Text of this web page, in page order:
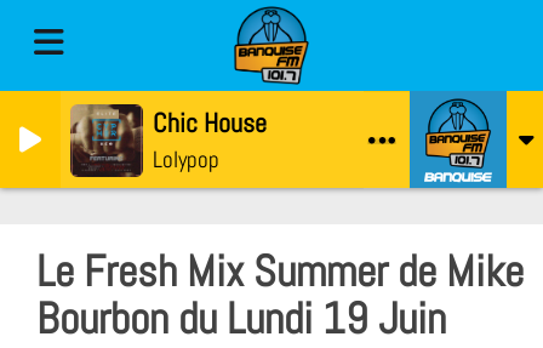
Chic House
Lolypop
Le Fresh Mix Summer de Mike
Bourbon du Lundi 19 Juin